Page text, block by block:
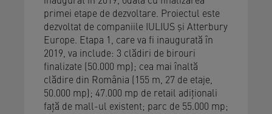
primei etape de dezvoltare. Proiectul este
dezvoltat de companiile IULIUS şi Atterbury
Europe. Etapa 1, care va fi inaugurată în
2019, va include: 3 clădiri de birouri
finalizate (50.000 mp); cea mai înaltă
clădire din România (155 m, 27 de etaje,
50.000 mp); 47.000 mp de retail adiţionali
faţă de mall-ul existent; parc de 55.000 mp;